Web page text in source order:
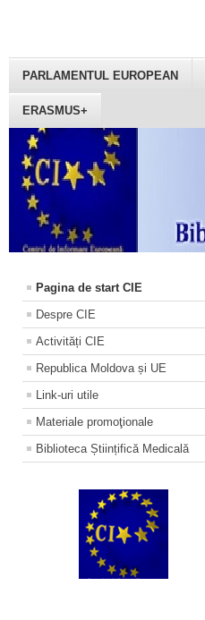
PARLAMENTUL EUROPEAN
ERASMUS+
Pagina de start CIE
Despre CIE
Activități CIE
Republica Moldova și UE
Link-uri utile
Materiale promoţionale
Biblioteca Științifică Medicală